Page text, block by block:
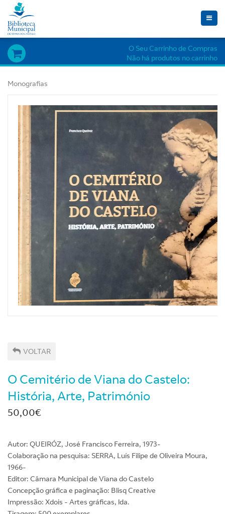
Toggle
O Seu Carrinho de Compras
Não há produtos no carrinho
Monografias
VOLTAR
O Cemitério de Viana do Castelo:
História, Arte, Património
50,00€
Autor: QUEIRÓZ, José Francisco Ferreira, 1973-
Colaboração na pesquisa: SERRA, Luís Filipe de Oliveira Moura,
1966-
Editor: Câmara Municipal de Viana do Castelo
Concepção gráfica e paginação: Blisq Creative
Impressão: Xdois - Artes gráficas, lda.